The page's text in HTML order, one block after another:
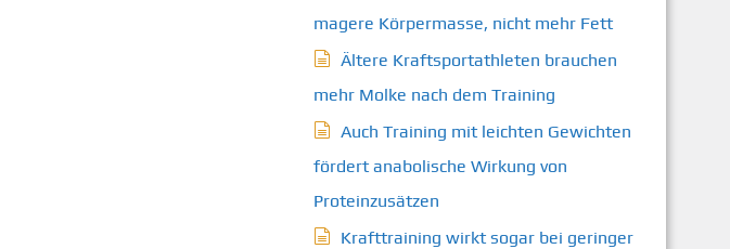
magere Körpermasse, nicht mehr Fett
Ältere Kraftsportathleten brauchen
mehr Molke nach dem Training
Auch Training mit leichten Gewichten
fördert anabolische Wirkung von
Proteinzusätzen
Krafttraining wirkt sogar bei geringer